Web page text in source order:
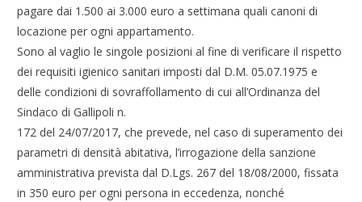
pagare dai 1.500 ai 3.000 euro a settimana quali canoni di
locazione per ogni appartamento.
Sono al vaglio le singole posizioni al fine di verificare il rispetto
dei requisiti igienico sanitari imposti dal D.M. 05.07.1975 e
delle condizioni di sovraffollamento di cui all’Ordinanza del
Sindaco di Gallipoli n.
172 del 24/07/2017, che prevede, nel caso di superamento dei
parametri di densità abitativa, l’irrogazione della sanzione
amministrativa prevista dal D.Lgs. 267 del 18/08/2000, fissata
in 350 euro per ogni persona in eccedenza, nonché